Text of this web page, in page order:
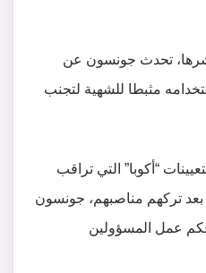
تحدث جونسون عن
مثبطا للشهية لتجنب
“أكوبا” التي تراقب
تركهم مناصبهم، جونسون
عمل المسؤولين